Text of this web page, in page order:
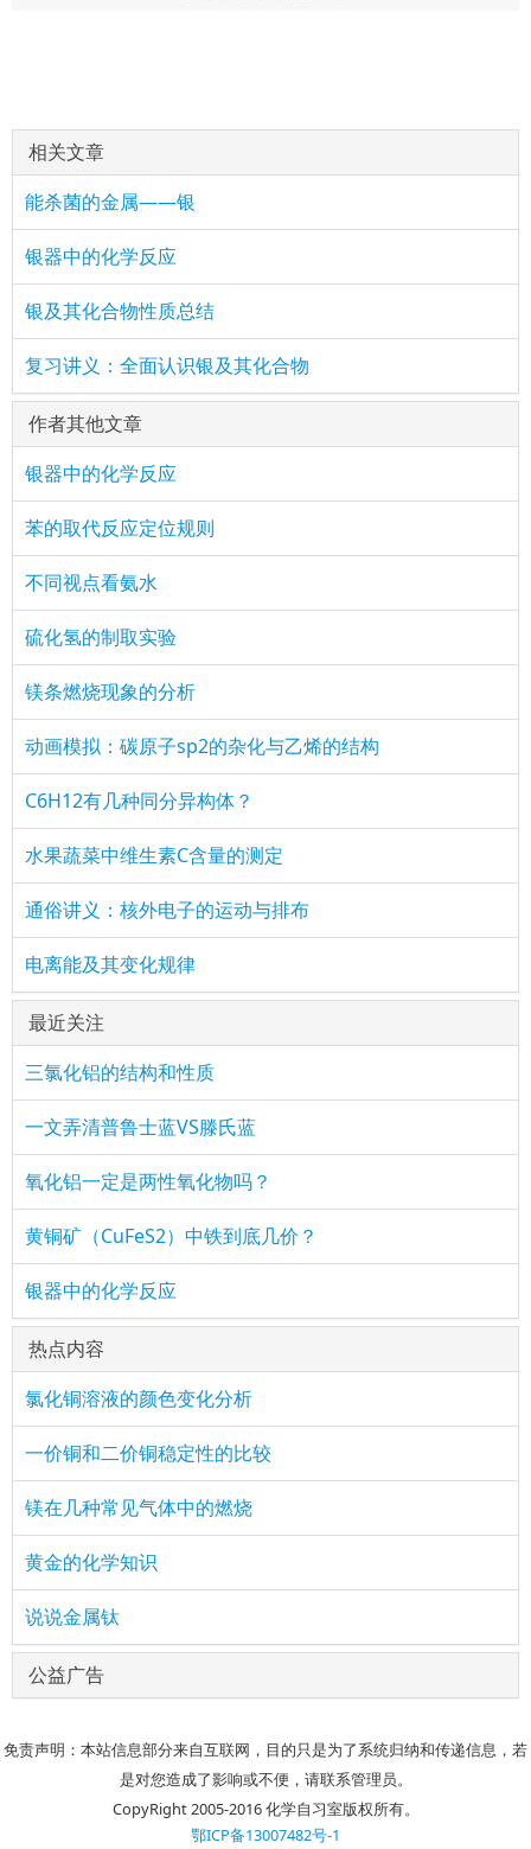
相关文章
能杀菌的金属——银
银器中的化学反应
银及其化合物性质总结
复习讲义：全面认识银及其化合物
作者其他文章
银器中的化学反应
苯的取代反应定位规则
不同视点看氨水
硫化氢的制取实验
镁条燃烧现象的分析
动画模拟：碳原子sp2的杂化与乙烯的结构
C6H12有几种同分异构体？
水果蔬菜中维生素C含量的测定
通俗讲义：核外电子的运动与排布
电离能及其变化规律
最近关注
三氯化铝的结构和性质
一文弄清普鲁士蓝VS滕氏蓝
氧化铝一定是两性氧化物吗？
黄铜矿（CuFeS2）中铁到底几价？
银器中的化学反应
热点内容
氯化铜溶液的颜色变化分析
一价铜和二价铜稳定性的比较
镁在几种常见气体中的燃烧
黄金的化学知识
说说金属钛
公益广告
免责声明：本站信息部分来自互联网，目的只是为了系统归纳和传递信息，若
是对您造成了影响或不便，请联系管理员。
CopyRight 2005-2016 化学自习室版权所有。
鄂ICP备13007482号-1